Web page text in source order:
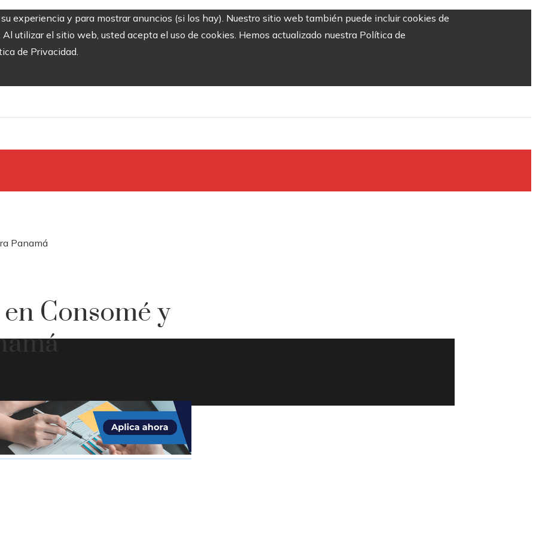
experiencia y para mostrar anuncios (si los hay). Nuestro sitio web también puede incluir cookies de
utilizar el sitio web, usted acepta el uso de cookies. Hemos actualizado nuestra Política de
de Privacidad.
Panamá
Consomé y